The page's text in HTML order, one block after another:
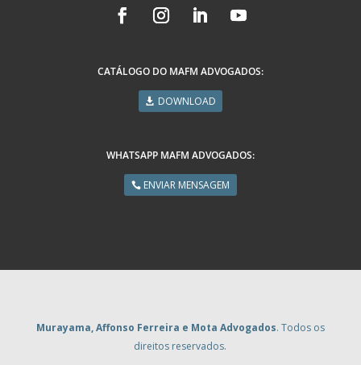
CATÁLOGO DO MAFM ADVOGADOS:
DOWNLOAD
WHATSAPP MAFM ADVOGADOS:
ENVIAR MENSAGEM
Murayama, Affonso Ferreira e Mota Advogados. Todos os
direitos reservados.